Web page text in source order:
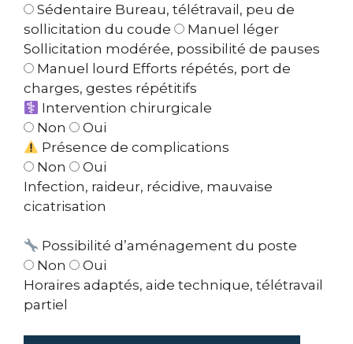
Sédentaire Bureau, télétravail, peu de
sollicitation du coude
Manuel léger
Sollicitation modérée, possibilité de pauses
Manuel lourd Efforts répétés, port de
charges, gestes répétitifs
Intervention chirurgicale
Non
Oui
Présence de complications
Non
Oui
Infection, raideur, récidive, mauvaise
cicatrisation
Possibilité d’aménagement du poste
Non
Oui
Horaires adaptés, aide technique, télétravail
partiel